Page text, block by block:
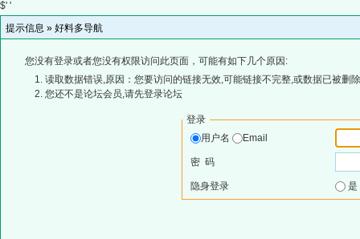
$' '
提示信息 » 好料多导航
您没有登录或者您没有权限访问此页面，可能有如下几个原因:
读取数据错误,原因：您要访问的链接无效,可能链接不完整,或数据已被删
您还不是论坛会员,请先登录论坛
登录
用户名
Email
密 码
隐身登录